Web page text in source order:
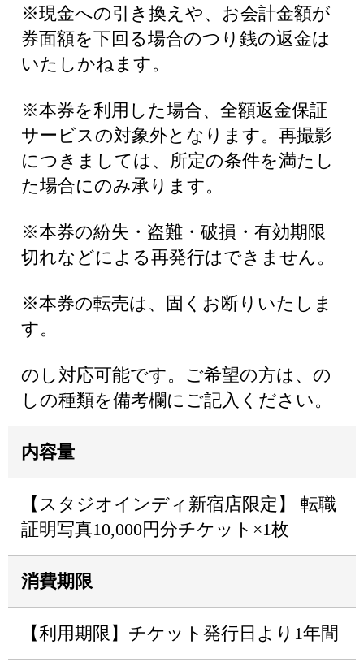
※現金への引き換えや、お会計金額が
券面額を下回る場合のつり銭の返金は
いたしかねます。
※本券を利用した場合、全額返金保証
サービスの対象外となります。再撮影
につきましては、所定の条件を満たし
た場合にのみ承ります。
※本券の紛失・盗難・破損・有効期限
切れなどによる再発行はできません。
※本券の転売は、固くお断りいたしま
す。
のし対応可能です。ご希望の方は、の
しの種類を備考欄にご記入ください。
内容量
【スタジオインディ新宿店限定】 転職
証明写真10,000円分チケット×1枚
消費期限
【利用期限】チケット発行日より1年間